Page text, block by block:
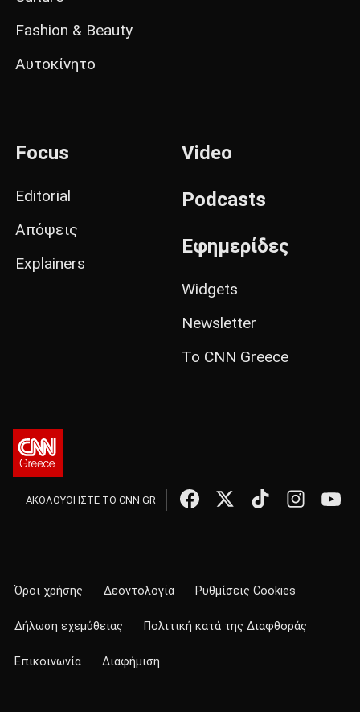
Fashion & Beauty
Αυτοκίνητο
Focus
Editorial
Απόψεις
Explainers
Video
Podcasts
Εφημερίδες
Widgets
Newsletter
Το CNN Greece
ΑΚΟΛΟΥΘΗΣΤΕ ΤΟ CNN.GR
Όροι χρήσης Δεοντολογία Ρυθμίσεις Cookies
Δήλωση εχεμύθειας Πολιτική κατά της Διαφθοράς
Επικοινωνία Διαφήμιση